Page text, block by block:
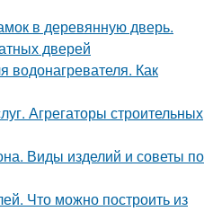
в деревянную дверь.
дверей
водонагревателя. Как
Агрегаторы строительных
Виды изделий и советы по
Что можно построить из